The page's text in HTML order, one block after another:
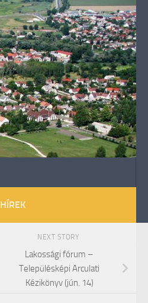
HÍREK
NEXT STORY
Lakossági fórum –
Településképi Arculati
Kézikönyv (jún. 14)